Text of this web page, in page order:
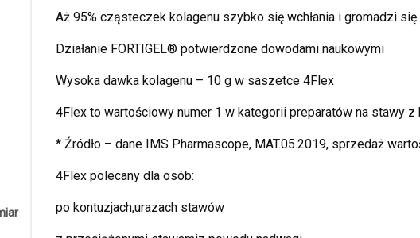
Aż 95% cząsteczek kolagenu szybko się wchłania i gromadzi
Działanie FORTIGEL® potwierdzone dowodami naukowymi
Wysoka dawka kolagenu – 10 g w saszetce 4Flex
4Flex to wartościowy numer 1 w kategorii preparatów na stawy z
* Źródło – dane IMS Pharmascope, MAT.05.2019, sprzedaż
4Flex polecany dla osób:
po kontuzjach,urazach stawów